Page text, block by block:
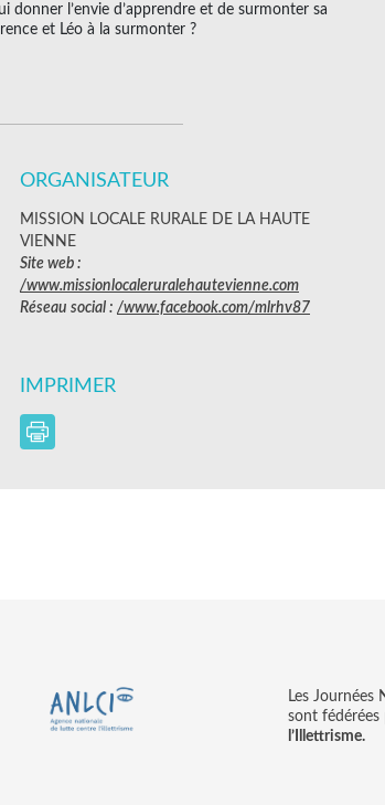
donner l’envie d’apprendre et de surmonter sa
et Léo à la surmonter ?
ORGANISATEUR
MISSION LOCALE RURALE DE LA HAUTE
VIENNE
Site web :
/www.missionlocaleruralehautevienne.com
Réseau social : /www.facebook.com/mlrhv87
IMPRIMER
Les Journées
sont fédérées
l’Illettrisme.